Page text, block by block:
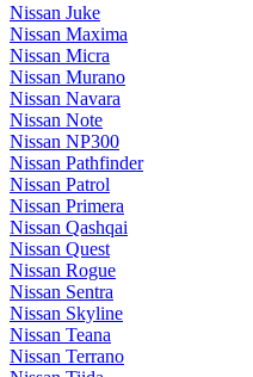
Nissan Juke
Nissan Maxima
Nissan Micra
Nissan Murano
Nissan Navara
Nissan Note
Nissan NP300
Nissan Pathfinder
Nissan Patrol
Nissan Primera
Nissan Qashqai
Nissan Quest
Nissan Rogue
Nissan Sentra
Nissan Skyline
Nissan Teana
Nissan Terrano